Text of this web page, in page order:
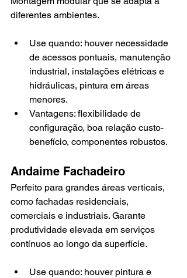
diferentes ambientes.
Use quando: houver necessidade
de acessos pontuais, manutenção
industrial, instalações elétricas e
hidráulicas, pintura em áreas
menores.
Vantagens: flexibilidade de
configuração, boa relação custo-
benefício, componentes robustos.
Andaime Fachadeiro
Perfeito para grandes áreas verticais,
como fachadas residenciais,
comerciais e industriais. Garante
produtividade elevada em serviços
contínuos ao longo da superfície.
Use quando: houver pintura e